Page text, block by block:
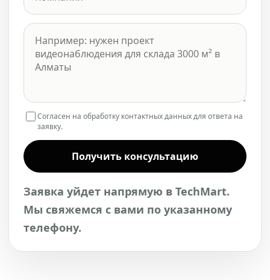
Согласен на обработку контактных данных для ответа на
заявку.
Получить консультацию
Заявка уйдет напрямую в TechMart.
Мы свяжемся с вами по указанному
телефону.